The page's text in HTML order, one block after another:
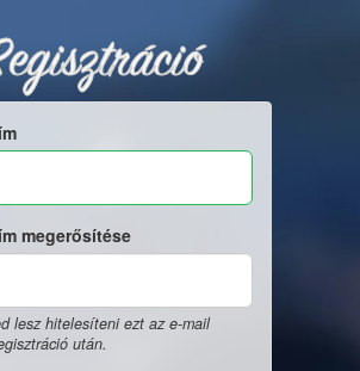
megerősítése
lesz hitelesíteni ezt az e-mail
után.